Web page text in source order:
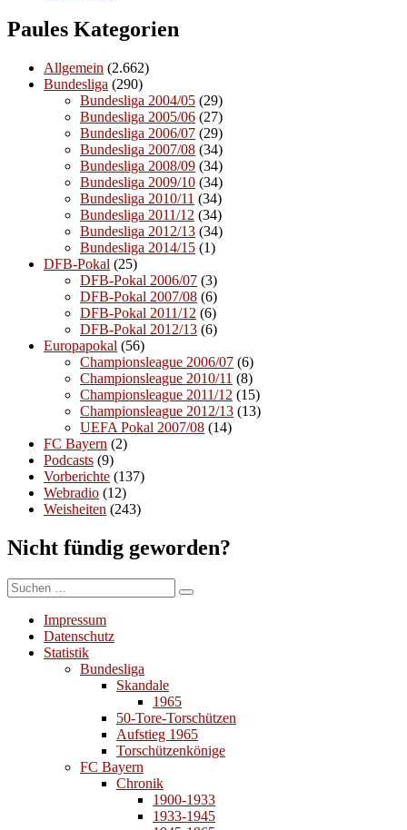
Paules Kategorien
Allgemein (2.662)
Bundesliga (290)
Bundesliga 2004/05 (29)
Bundesliga 2005/06 (27)
Bundesliga 2006/07 (29)
Bundesliga 2007/08 (34)
Bundesliga 2008/09 (34)
Bundesliga 2009/10 (34)
Bundesliga 2010/11 (34)
Bundesliga 2011/12 (34)
Bundesliga 2012/13 (34)
Bundesliga 2014/15 (1)
DFB-Pokal (25)
DFB-Pokal 2006/07 (3)
DFB-Pokal 2007/08 (6)
DFB-Pokal 2011/12 (6)
DFB-Pokal 2012/13 (6)
Europapokal (56)
Championsleague 2006/07 (6)
Championsleague 2010/11 (8)
Championsleague 2011/12 (15)
Championsleague 2012/13 (13)
UEFA Pokal 2007/08 (14)
FC Bayern (2)
Podcasts (9)
Vorberichte (137)
Webradio (12)
Weisheiten (243)
Nicht fündig geworden?
Suchen
nach:
Suchen
Impressum
Datenschutz
Statistik
Bundesliga
Skandale
1965
50-Tore-Torschützen
Aufstieg 1965
Torschützenkönige
FC Bayern
Chronik
1900-1933
1933-1945